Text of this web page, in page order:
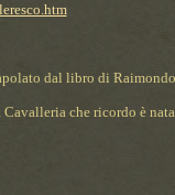
dal libro di
che ricordo è